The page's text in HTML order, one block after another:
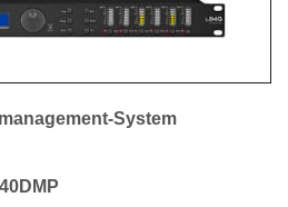
System